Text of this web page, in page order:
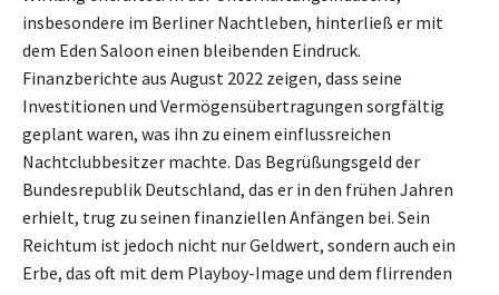
insbesondere im Berliner Nachtleben, hinterließ er mit
dem Eden Saloon einen bleibenden Eindruck.
Finanzberichte aus August 2022 zeigen, dass seine
Investitionen und Vermögensübertragungen sorgfältig
geplant waren, was ihn zu einem einflussreichen
Nachtclubbesitzer machte. Das Begrüßungsgeld der
Bundesrepublik Deutschland, das er in den frühen Jahren
erhielt, trug zu seinen finanziellen Anfängen bei. Sein
Reichtum ist jedoch nicht nur Geldwert, sondern auch ein
Erbe, das oft mit dem Playboy-Image und dem flirrenden